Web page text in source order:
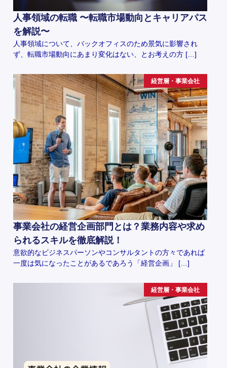
人事領域の転職 〜転職市場動向とキャリアパス
を解説〜
人事領域について、バックオフィスのため景気に影響され
ず、転職市場動向にあまり変化はない、とお考えの方 […]
経営層・事業会社
事業会社の経営企画部門とは？業務内容や求め
られるスキルを徹底解説！
意欲的なビジネスパーソンやコンサルタントの方々であれば
一度は気になったことがあるであろう「経営企画」 […]
経営層・事業会社